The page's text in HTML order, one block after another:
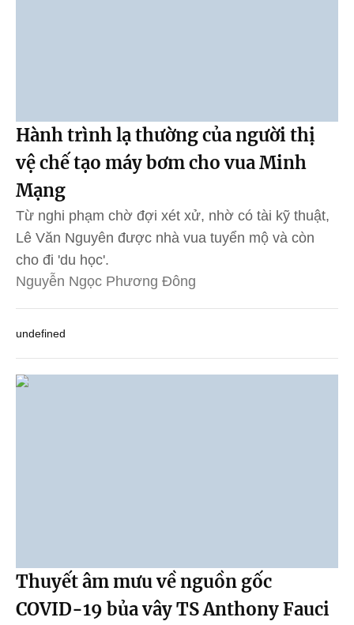
Hành trình lạ thường của người thị
vệ chế tạo máy bơm cho vua Minh
Mạng
Từ nghi phạm chờ đợi xét xử, nhờ có tài kỹ thuật,
Lê Văn Nguyên được nhà vua tuyển mộ và còn
cho đi 'du học'.
Nguyễn Ngọc Phương Đông
undefined
Thuyết âm mưu về nguồn gốc
COVID-19 bủa vây TS Anthony Fauci